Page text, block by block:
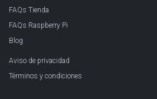
FAQs Tienda
FAQs Raspberry Pi
Blog
Aviso de privacidad
Términos y condiciones